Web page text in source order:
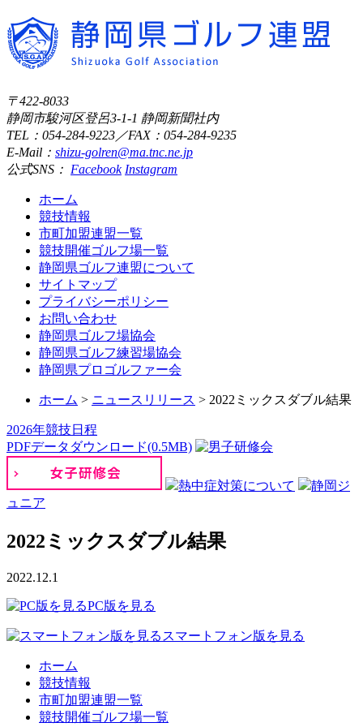
〒422-8033
静岡市駿河区登呂3-1-1 静岡新聞社内
TEL：054-284-9223／FAX：054-284-9235
E-Mail： shizu-golren@ma.tnc.ne.jp
公式SNS： Facebook Instagram
ホーム
競技情報
市町加盟連盟一覧
競技開催ゴルフ場一覧
静岡県ゴルフ連盟について
サイトマップ
プライバシーポリシー
お問い合わせ
静岡県ゴルフ場協会
静岡県ゴルフ練習場協会
静岡県プロゴルファー会
ホーム > ニュースリリース > 2022ミックスダブル結果
2026年競技日程
PDFデータダウンロード(0.5MB)
熱中症対策について
静岡ジ
ュニア
2022ミックスダブル結果
2022.12.1
PC版を見る
スマートフォン版を見る
ホーム
競技情報
市町加盟連盟一覧
競技開催ゴルフ場一覧